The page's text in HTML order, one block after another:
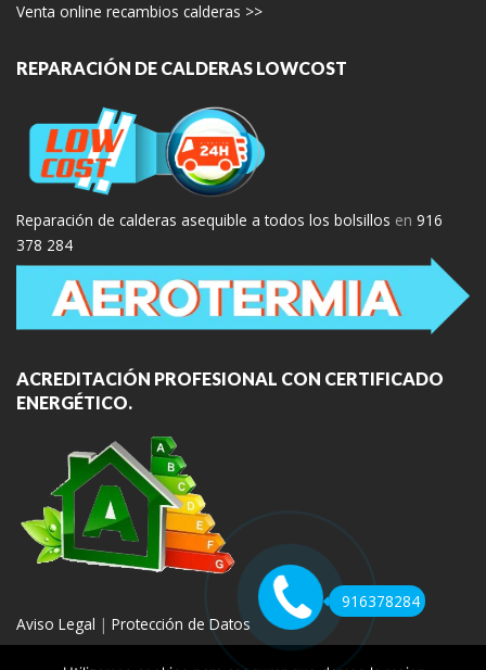
Venta online recambios calderas >>
REPARACIÓN DE CALDERAS LOWCOST
Reparación de calderas asequible a todos los bolsillos en 916
378 284
ACREDITACIÓN PROFESIONAL CON CERTIFICADO
ENERGÉTICO.
Aviso Legal | Protección de Datos
916378284